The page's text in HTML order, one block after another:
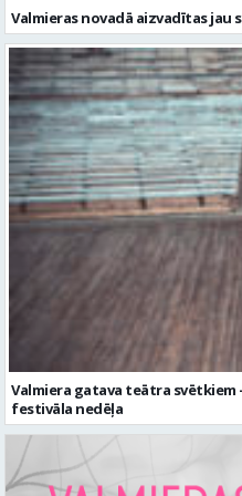
Valmiera gatava teātra
festivāla nedēļa